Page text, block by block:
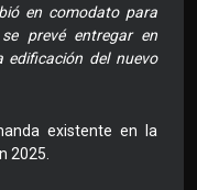
en comodato para
prevé entregar en
edificación del nuevo
existente en la
2025.